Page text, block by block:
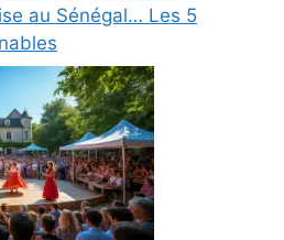
au Sénégal… Les 5